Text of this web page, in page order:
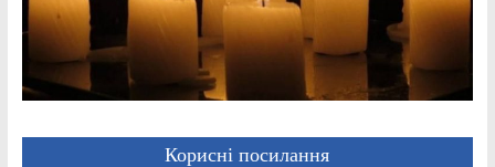
Корисні посилання